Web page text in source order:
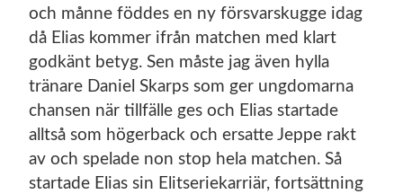
och månne föddes en ny försvarskugge idag
då Elias kommer ifrån matchen med klart
godkänt betyg. Sen måste jag även hylla
tränare Daniel Skarps som ger ungdomarna
chansen när tillfälle ges och Elias startade
alltså som högerback och ersatte Jeppe rakt
av och spelade non stop hela matchen. Så
startade Elias sin Elitseriekarriär, fortsättning